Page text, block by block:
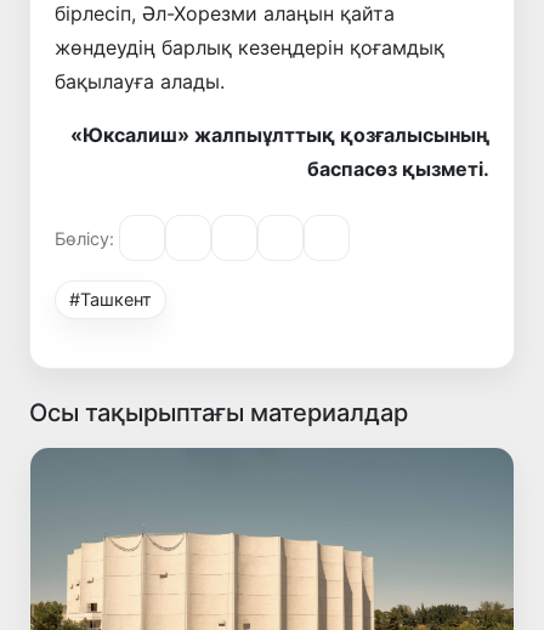
бірлесіп, Әл-Хорезми алаңын қайта
жөндеудің барлық кезеңдерін қоғамдық
бақылауға алады.
«Юксалиш» жалпыұлттық қозғалысының
баспасөз қызметі.
Бөлісу:
#Ташкент
Осы тақырыптағы материалдар